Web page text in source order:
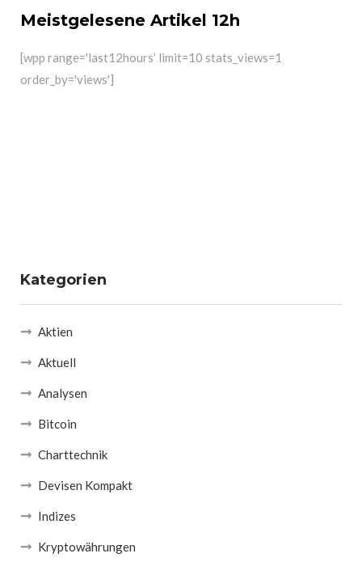
Meistgelesene Artikel 12h
[wpp range='last12hours’ limit=10 stats_views=1
order_by='views']
Kategorien
Aktien
Aktuell
Analysen
Bitcoin
Charttechnik
Devisen Kompakt
Indizes
Kryptowährungen